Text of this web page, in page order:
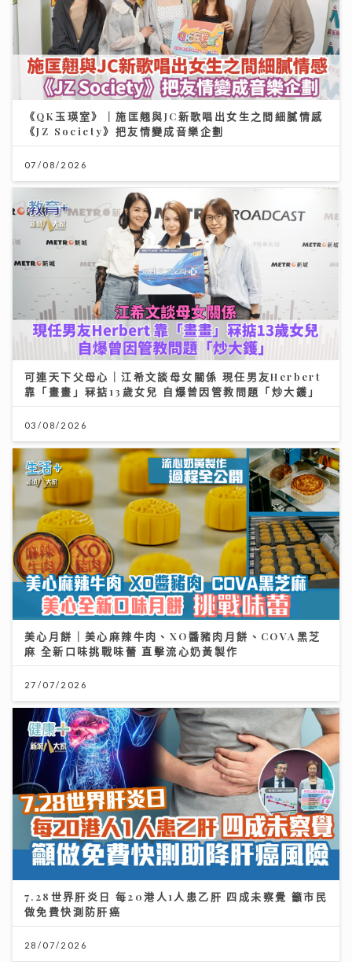
《QK玉瑛室》｜施匡翹與JC新歌唱出女生之間細膩情感
《JZ Society》把友情變成音樂企劃
07/08/2026
可連天下父母心｜江希文談母女關係 現任男友Herbert
靠「畫畫」冧掂13歲女兒 自爆曾因管教問題「炒大鑊」
03/08/2026
美心月餅｜美心麻辣牛肉、XO醬豬肉月餅、COVA黑芝
麻 全新口味挑戰味蕾 直擊流心奶黃製作
27/07/2026
7.28世界肝炎日 每20港人1人患乙肝 四成未察覺 籲市民
做免費快測防肝癌
28/07/2026